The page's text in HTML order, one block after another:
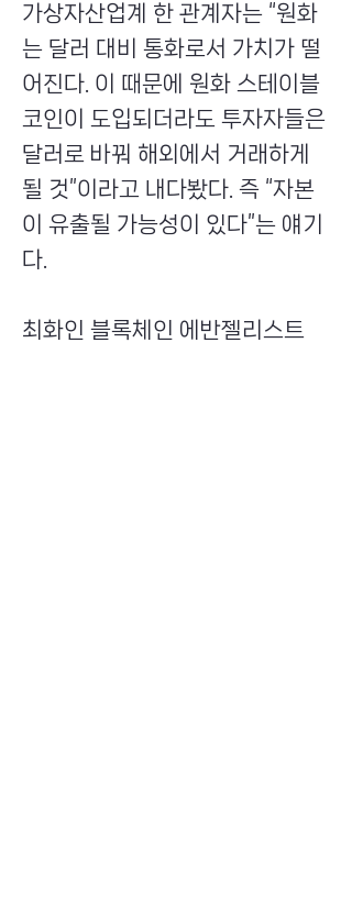
가상자산업계 한 관계자는 “원화
는 달러 대비 통화로서 가치가 떨
어진다. 이 때문에 원화 스테이블
코인이 도입되더라도 투자자들은
달러로 바꿔 해외에서 거래하게
될 것”이라고 내다봤다. 즉 “자본
이 유출될 가능성이 있다”는 얘기
다.
최화인 블록체인 에반젤리스트